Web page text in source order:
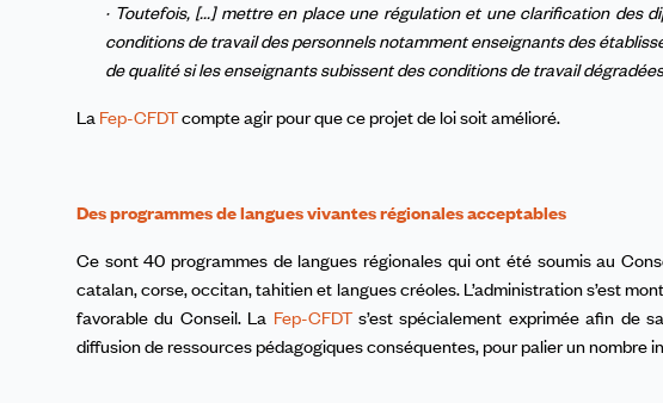
· Toutefois, [...] mettre en place une régulation et une clarification des
conditions de travail des personnels notamment enseignants des
de qualité si les enseignants subissent des conditions de travail dégradées
La Fep-CFDTcompte agir pour que ce projet de loi soit amélioré.
Des programmes de langues vivantes régionales acceptables
Ce sont 40 programmes de langues régionales qui ont été soumis au
catalan, corse, occitan, tahitien et langues créoles. L’administration s’est
favorable du Conseil. La Fep-CFDT s’est spécialement exprimée afin de
diffusion de ressources pédagogiques conséquentes, pour palier un nombre